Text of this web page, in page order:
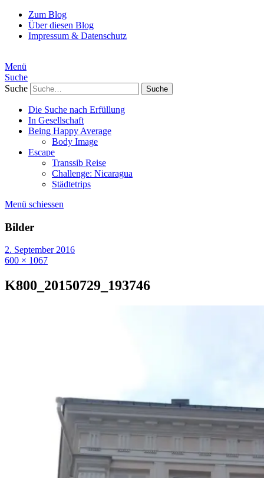
Zum Blog
Über diesen Blog
Impressum & Datenschutz
Menü
Suche
Suche
Die Suche nach Erfüllung
In Gesellschaft
Being Happy Average
Body Image
Escape
Transsib Reise
Challenge: Nicaragua
Städtetrips
Menü schiessen
Bilder
2. September 2016
600 × 1067
K800_20150729_193746